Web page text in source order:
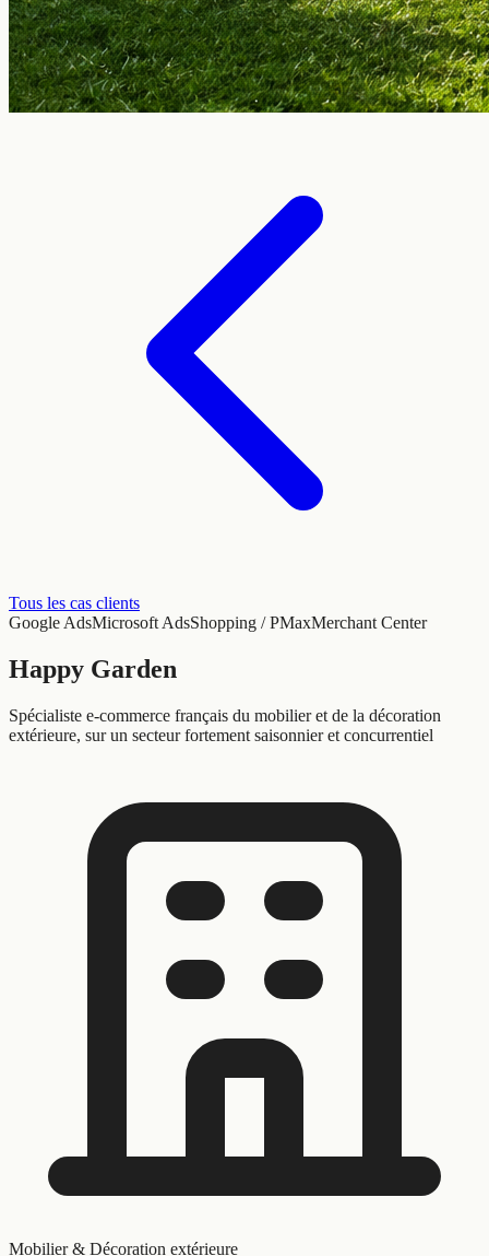
Tous les cas clients
Google AdsMicrosoft AdsShopping / PMaxMerchant Center
Happy Garden
Spécialiste e-commerce français du mobilier et de la décoration
extérieure, sur un secteur fortement saisonnier et concurrentiel
Mobilier & Décoration extérieure